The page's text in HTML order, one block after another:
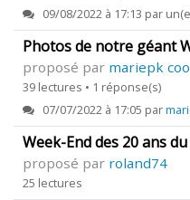
09/08/2022 à 17:13 par
Photos de notre géant
proposé par mariepk coo
39 lectures • 1 réponse(s)
07/07/2022 à 17:05 par
Week-End des 20 ans
proposé par roland74
25 lectures